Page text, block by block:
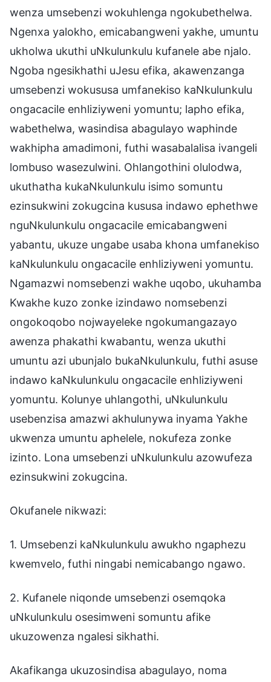
wenza umsebenzi wokuhlenga ngokubethelwa.
Ngenxa yalokho, emicabangweni yakhe, umuntu
ukholwa ukuthi uNkulunkulu kufanele abe njalo.
Ngoba ngesikhathi uJesu efika, akawenzanga
umsebenzi wokususa umfanekiso kaNkulunkulu
ongacacile enhliziyweni yomuntu; lapho efika,
wabethelwa, wasindisa abagulayo waphinde
wakhipha amadimoni, futhi wasabalalisa ivangeli
lombuso wasezulwini. Ohlangothini olulodwa,
ukuthatha kukaNkulunkulu isimo somuntu
ezinsukwini zokugcina kususa indawo ephethwe
nguNkulunkulu ongacacile emicabangweni
yabantu, ukuze ungabe usaba khona umfanekiso
kaNkulunkulu ongacacile enhliziyweni yomuntu.
Ngamazwi nomsebenzi wakhe uqobo, ukuhamba
Kwakhe kuzo zonke izindawo nomsebenzi
ongokoqobo nojwayeleke ngokumangazayo
awenza phakathi kwabantu, wenza ukuthi
umuntu azi ubunjalo bukaNkulunkulu, futhi asuse
indawo kaNkulunkulu ongacacile enhliziyweni
yomuntu. Kolunye uhlangothi, uNkulunkulu
usebenzisa amazwi akhulunywa inyama Yakhe
ukwenza umuntu aphelele, nokufeza zonke
izinto. Lona umsebenzi uNkulunkulu azowufeza
ezinsukwini zokugcina.
Okufanele nikwazi:
1. Umsebenzi kaNkulunkulu awukho ngaphezu
kwemvelo, futhi ningabi nemicabango ngawo.
2. Kufanele niqonde umsebenzi osemqoka
uNkulunkulu osesimweni somuntu afike
ukuzowenza ngalesi sikhathi.
Akafikanga ukuzosindisa abagulayo, noma